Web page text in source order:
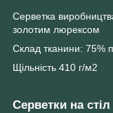
Серветка
золотим люрексом
Склад тканини: 75%
Щільність 410 г/м2
Серветки на стіл